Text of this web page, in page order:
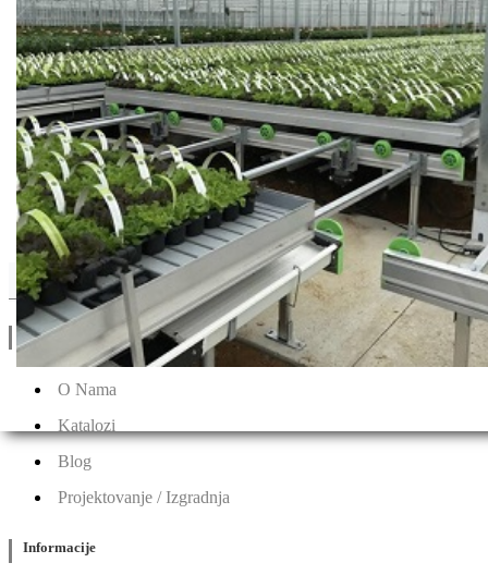
Nihon nohyaky
Drugi Proizvodi od Nihon nohyaky
Linkovi
O Nama
Katalozi
Blog
Projektovanje / Izgradnja
Informacije